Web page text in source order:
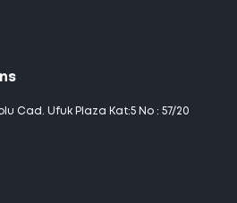
Cad. Ufuk Plaza Kat:5 No : 57/20